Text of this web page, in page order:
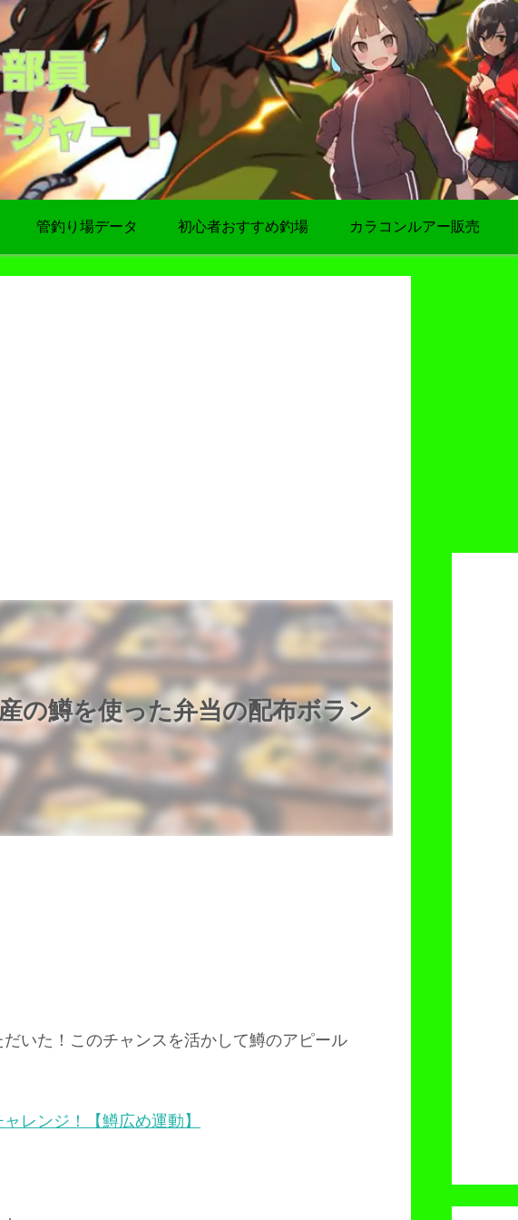
管釣り場データ 初心者おすすめ釣場 カラコンルアー販売
の鱒を使った弁当の配布ボラン
いた！このチャンスを活かして鱒のアピール
レンジ！【鱒広め運動】